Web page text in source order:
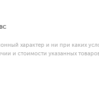
характер и ни при каких
и стоимости указанных